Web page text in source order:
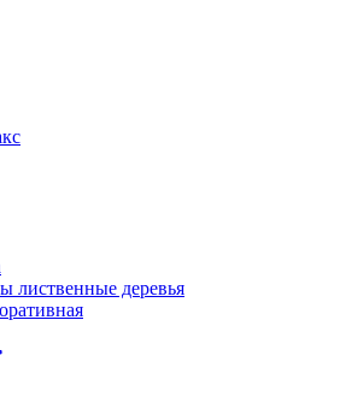
лиственные деревья